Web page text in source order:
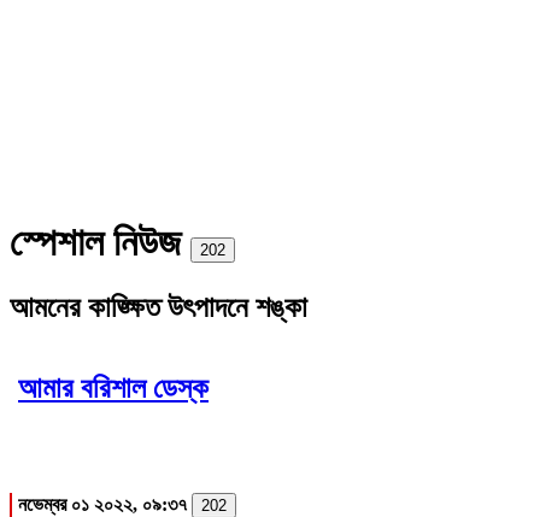
স্পেশাল নিউজ 202
আমনের কাঙ্ক্ষিত উৎপাদনে শঙ্কা
আমার বরিশাল ডেস্ক
নভেম্বর ০১ ২০২২, ০৯:৩৭ 202